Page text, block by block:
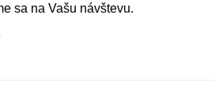
sa na Vašu návštevu.